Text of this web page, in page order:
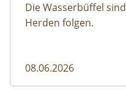
Die Wasserbüffel
Herden folgen.
08.06.2026